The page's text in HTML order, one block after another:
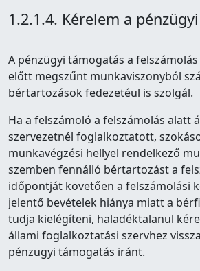
1.2.1.4. Kérelem a
A pénzügyi támogatás a
előtt megszűnt munkaviszonyból
bértartozások fedezetéül is szolgál.
Ha a felszámoló a felszámolás alatt
szervezetnél foglalkoztatott,
munkavégzési hellyel rendelkező
szemben fennálló bértartozást a
időpontját követően a felszámolási
jelentő bevételek hiánya miatt a
tudja kielégíteni, haladéktalanul
állami foglalkoztatási szervhez
pénzügyi támogatás iránt.